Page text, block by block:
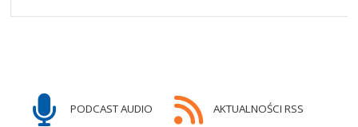
PODCAST AUDIO AKTUALNOŚCI RSS